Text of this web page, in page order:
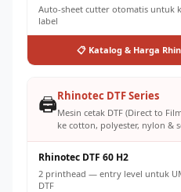
Auto-sheet cutter otomatis untuk
label
📋 Katalog & Harga
🖨️Rhinotec DTF Series
Mesin cetak DTF (Direct to
ke cotton, polyester, nylon &
Rhinotec DTF 60 H2
2 printhead — entry level untuk
DTF